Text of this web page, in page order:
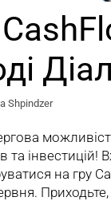
Shpindzer
та інвестицій!
на гру